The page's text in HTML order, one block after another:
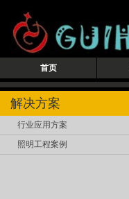
首页
解决方案
行业应用方案
照明工程案例